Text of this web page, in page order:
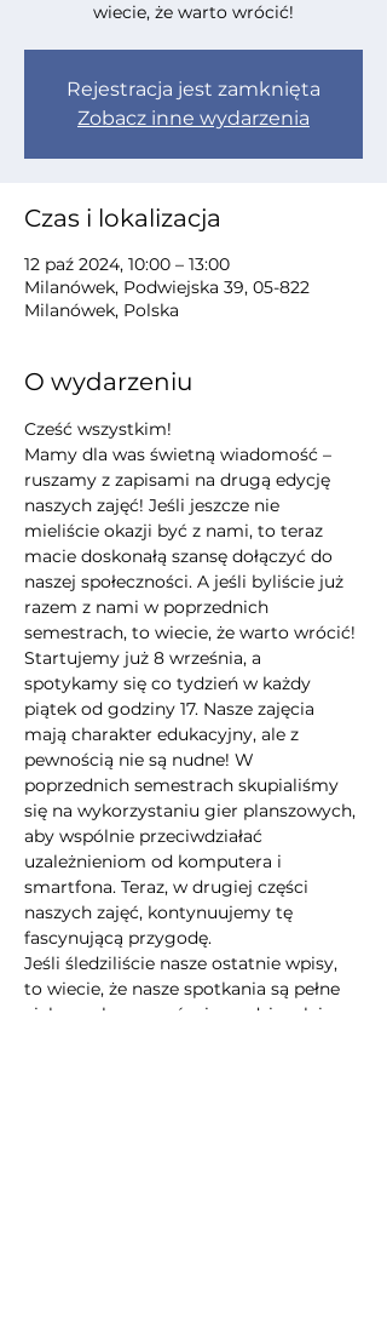
wiecie, że warto wrócić!
Rejestracja jest zamknięta
Zobacz inne wydarzenia
Czas i lokalizacja
12 paź 2024, 10:00 – 13:00
Milanówek, Podwiejska 39, 05-822
Milanówek, Polska
O wydarzeniu
Cześć wszystkim!
Mamy dla was świetną wiadomość –
ruszamy z zapisami na drugą edycję
naszych zajęć! Jeśli jeszcze nie
mieliście okazji być z nami, to teraz
macie doskonałą szansę dołączyć do
naszej społeczności. A jeśli byliście już
razem z nami w poprzednich
semestrach, to wiecie, że warto wrócić!
Startujemy już 8 września, a
spotykamy się co tydzień w każdy
piątek od godziny 17. Nasze zajęcia
mają charakter edukacyjny, ale z
pewnością nie są nudne! W
poprzednich semestrach skupialiśmy
się na wykorzystaniu gier planszowych,
aby wspólnie przeciwdziałać
uzależnieniom od komputera i
smartfona. Teraz, w drugiej części
naszych zajęć, kontynuujemy tę
fascynującą przygodę.
Jeśli śledziliście nasze ostatnie wpisy,
to wiecie, że nasze spotkania są pełne
ciekawych wyzwań, niespodzianek i